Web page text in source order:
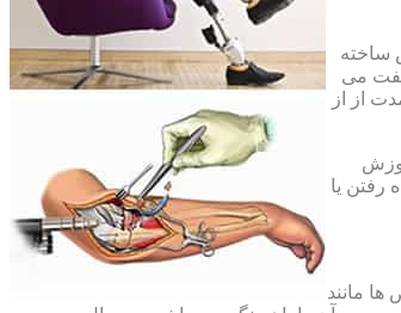
ساخته
سفت می
از از
رفتن یا
ها مانند